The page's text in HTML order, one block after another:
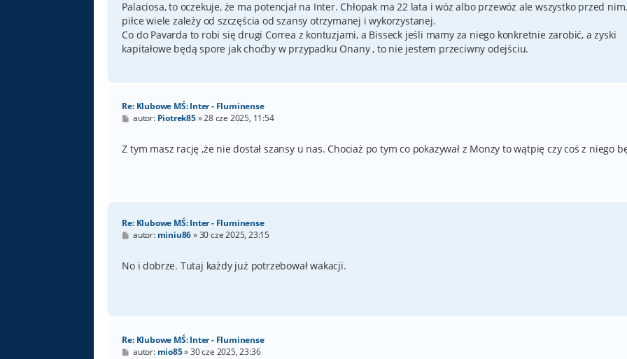
Palaciosa, to oczekuje, że ma potencjał na Inter. Chłopak ma 22 lata i wóz albo przewóz ale wszystko przed
piłce wiele zależy od szczęścia od szansy otrzymanej i wykorzystanej.
Co do Pavarda to robi się drugi Correa z kontuzjami, a Bisseck jeśli mamy za niego konkretnie zarobić, a zyski
kapitałowe będą spore jak choćby w przypadku Onany , to nie jestem przeciwny odejściu.
Re: Klubowe MŚ: Inter - Fluminense
P
t
autor: Piotrek85»28 cze 2025, 11:54
Z tym masz rację ,że nie dostał szansy u nas. Chociaż po tym co pokazywał z Monzy to wątpię czy coś z niego
Re: Klubowe MŚ: Inter - Fluminense
P
t
autor: miniu86»30 cze 2025, 23:15
No i dobrze. Tutaj każdy już potrzebował wakacji.
Re: Klubowe MŚ: Inter - Fluminense
Pautor: mio85»30 cze 2025, 23:36